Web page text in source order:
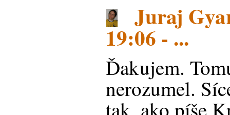
Juraj
19:06 - ...
Ďakujem.
nerozumel.
tak, ako píše